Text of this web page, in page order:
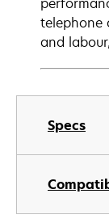
Specs
telephone
and